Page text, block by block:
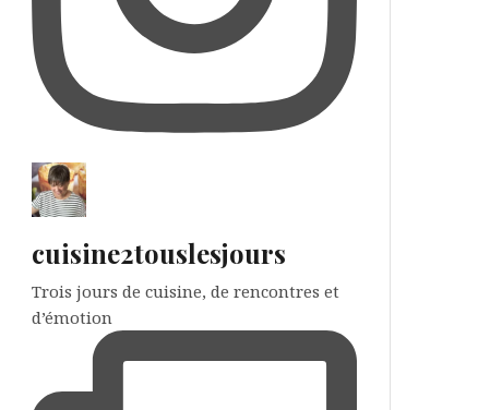
cuisine2touslesjours
Trois jours de cuisine, de rencontres et
d’émotion